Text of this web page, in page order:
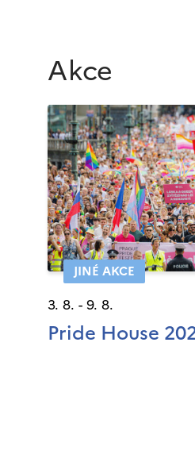
Akce
JINÉ AKCE
3. 8. - 9. 8.
Pride House